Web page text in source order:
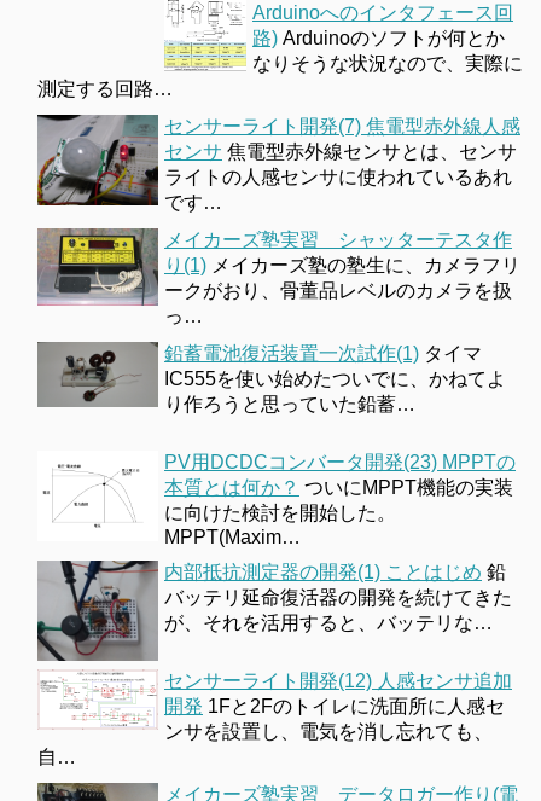
Arduinoへのインタフェース回
路) Arduinoのソフトが何とか
なりそうな状況なので、実際に
測定する回路…
センサーライト開発(7) 焦電型赤外線人感
センサ 焦電型赤外線センサとは、センサ
ライトの人感センサに使われているあれ
です…
メイカーズ塾実習 シャッターテスタ作
り(1) メイカーズ塾の塾生に、カメラフリ
ークがおり、骨董品レベルのカメラを扱
っ…
鉛蓄電池復活装置一次試作(1) タイマ
IC555を使い始めたついでに、かねてよ
り作ろうと思っていた鉛蓄…
PV用DCDCコンバータ開発(23) MPPTの
本質とは何か？ ついにMPPT機能の実装
に向けた検討を開始した。
MPPT(Maxim…
内部抵抗測定器の開発(1) ことはじめ 鉛
バッテリ延命復活器の開発を続けてきた
が、それを活用すると、バッテリな…
センサーライト開発(12) 人感センサ追加
開発 1Fと2Fのトイレに洗面所に人感セ
ンサを設置し、電気を消し忘れても、
自…
メイカーズ塾実習 データロガー作り(電